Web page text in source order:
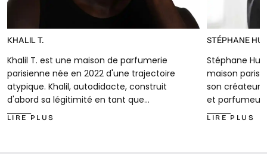
KHALIL T.
Khalil T. est une maison de parfumerie
parisienne née en 2022 d'une trajectoire
atypique. Khalil, autodidacte, construit
d'abord sa légitimité en tant que
connaisseur avéré en parfum et
LIRE PLUS
STÉPHANE
Stéphane
maison
son créateur
et
sud de la
LIRE PLUS